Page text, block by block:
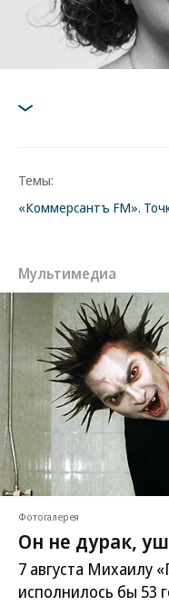
Темы:
«Коммерсантъ FM».
Мультимедиа
Фотогалерея
Он не дурак,
7 августа Михаилу
исполнилось бы 53